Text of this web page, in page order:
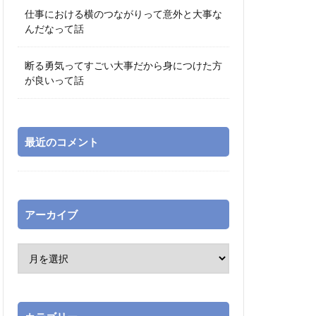
仕事における横のつながりって意外と大事な
んだなって話
断る勇気ってすごい大事だから身につけた方
が良いって話
最近のコメント
アーカイブ